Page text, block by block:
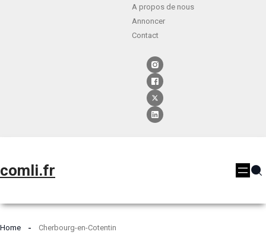
A propos de nous
Annoncer
Contact
comli.fr
Home Cherbourg-en-Cotentin